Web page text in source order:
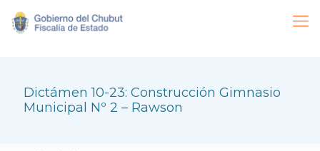
Dictámen 10-23: Construcción Gimnasio
Municipal Nº 2 – Rawson